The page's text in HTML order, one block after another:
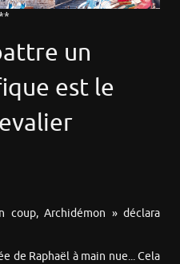
un
est le
coup, Archidémon » déclara
de Raphaël à main nue... Cela